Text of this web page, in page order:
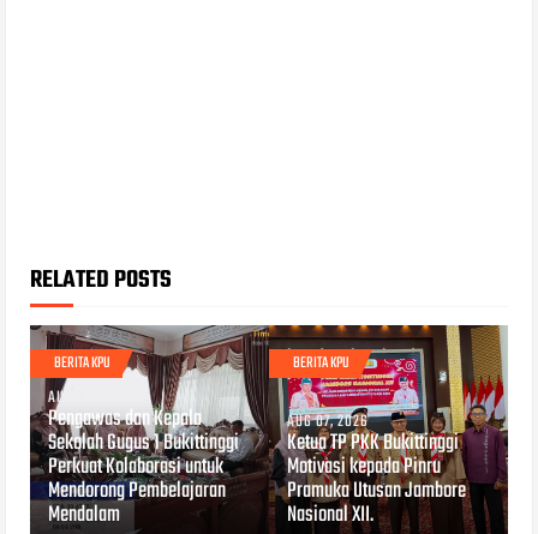
RELATED POSTS
BERITA KPU
AUG 08, 2026
Pengawas dan Kepala
Sekolah Gugus 1 Bukittinggi
Perkuat Kolaborasi untuk
Mendorong Pembelajaran
Mendalam
BERITA KPU
AUG 07, 2026
Ketua TP PKK Bukittinggi
Motivasi kepada Pinru
Pramuka Utusan Jambore
Nasional XII.